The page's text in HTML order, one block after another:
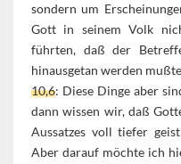
sondern um
Gott in seinem Volk
führten, daß der
hinausgetan werden
10,6: Diese Dinge aber
dann wissen wir, daß
Aussatzes voll tiefer
Aber darauf möchte ich